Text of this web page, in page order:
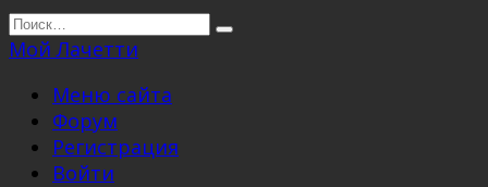
Перейти
к
Search
for:
Мой Лачетти
Меню сайта
Форум
Регистрация
Войти